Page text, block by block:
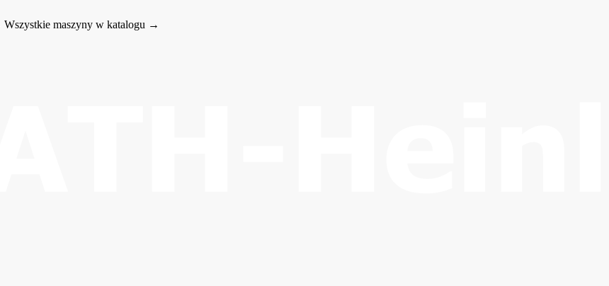
Wszystkie maszyny w katalogu →